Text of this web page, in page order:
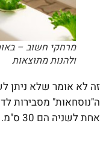
מרחקי חשוב –
ולהנות מתוצאות
זה לא אומר שלא ניתן
ה"נוסחאות" מסבירות
אחת לשניה הם 30 ס"מ. אז מה? אז כתוב : – ) אז אומרים.